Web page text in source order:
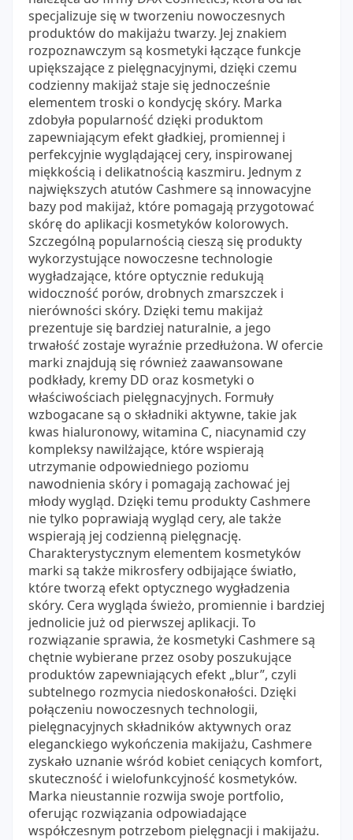
specjalizuje się w tworzeniu nowoczesnych
produktów do makijażu twarzy. Jej znakiem
rozpoznawczym są kosmetyki łączące funkcje
upiększające z pielęgnacyjnymi, dzięki czemu
codzienny makijaż staje się jednocześnie
elementem troski o kondycję skóry. Marka
zdobyła popularność dzięki produktom
zapewniającym efekt gładkiej, promiennej i
perfekcyjnie wyglądającej cery, inspirowanej
miękkością i delikatnością kaszmiru. Jednym z
największych atutów Cashmere są innowacyjne
bazy pod makijaż, które pomagają przygotować
skórę do aplikacji kosmetyków kolorowych.
Szczególną popularnością cieszą się produkty
wykorzystujące nowoczesne technologie
wygładzające, które optycznie redukują
widoczność porów, drobnych zmarszczek i
nierówności skóry. Dzięki temu makijaż
prezentuje się bardziej naturalnie, a jego
trwałość zostaje wyraźnie przedłużona. W ofercie
marki znajdują się również zaawansowane
podkłady, kremy DD oraz kosmetyki o
właściwościach pielęgnacyjnych. Formuły
wzbogacane są o składniki aktywne, takie jak
kwas hialuronowy, witamina C, niacynamid czy
kompleksy nawilżające, które wspierają
utrzymanie odpowiedniego poziomu
nawodnienia skóry i pomagają zachować jej
młody wygląd. Dzięki temu produkty Cashmere
nie tylko poprawiają wygląd cery, ale także
wspierają jej codzienną pielęgnację.
Charakterystycznym elementem kosmetyków
marki są także mikrosfery odbijające światło,
które tworzą efekt optycznego wygładzenia
skóry. Cera wygląda świeżo, promiennie i bardziej
jednolicie już od pierwszej aplikacji. To
rozwiązanie sprawia, że kosmetyki Cashmere są
chętnie wybierane przez osoby poszukujące
produktów zapewniających efekt „blur”, czyli
subtelnego rozmycia niedoskonałości. Dzięki
połączeniu nowoczesnych technologii,
pielęgnacyjnych składników aktywnych oraz
eleganckiego wykończenia makijażu, Cashmere
zyskało uznanie wśród kobiet ceniących komfort,
skuteczność i wielofunkcyjność kosmetyków.
Marka nieustannie rozwija swoje portfolio,
oferując rozwiązania odpowiadające
współczesnym potrzebom pielęgnacji i makijażu.